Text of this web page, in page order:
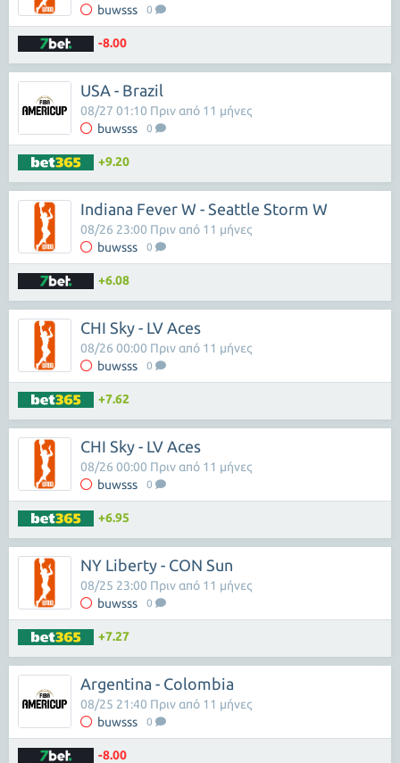
buwsss 0
-8.00
USA - Brazil
buwsss 0
08/27 01:10 Πριν από 11 μήνες
+9.20
Indiana Fever W - Seattle Storm W
buwsss 0
08/26 23:00 Πριν από 11 μήνες
+6.08
CHI Sky - LV Aces
buwsss 0
08/26 00:00 Πριν από 11 μήνες
+7.62
CHI Sky - LV Aces
buwsss 0
08/26 00:00 Πριν από 11 μήνες
+6.95
NY Liberty - CON Sun
buwsss 0
08/25 23:00 Πριν από 11 μήνες
+7.27
Argentina - Colombia
buwsss 0
08/25 21:40 Πριν από 11 μήνες
-8.00